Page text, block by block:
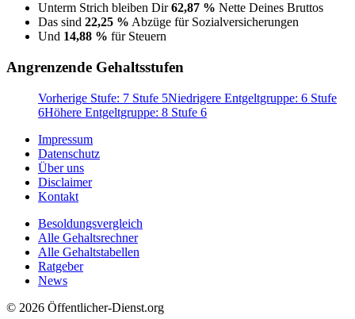
Unterm Strich bleiben Dir62,87 % Nette Deines Bruttos
Das sind 22,25 % Abzüge für Sozialversicherungen
Und 14,88 % für Steuern
Angrenzende Gehaltsstufen
Vorherige Stufe: 7 Stufe 5Niedrigere Entgeltgruppe: 6 Stufe
6Höhere Entgeltgruppe: 8 Stufe 6
Impressum
Datenschutz
Über uns
Disclaimer
Kontakt
Besoldungsvergleich
Alle Gehaltsrechner
Alle Gehaltstabellen
Ratgeber
News
© 2026 Öffentlicher-Dienst.org